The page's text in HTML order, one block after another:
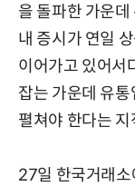
을 돌파한 가운
내 증시가 연일
이어가고 있어서
잡는 가운데 유
펼쳐야 한다는
27일 한국거래소